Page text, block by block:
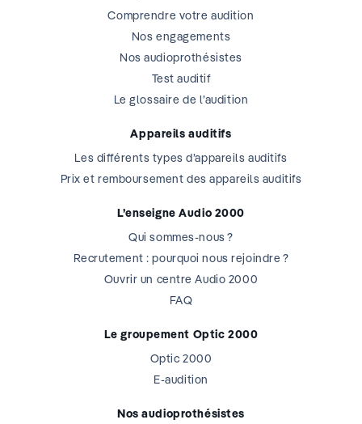
Comprendre votre audition
Nos engagements
Nos audioprothésistes
Test auditif
Le glossaire de l’audition
Appareils auditifs
Les différents types d’appareils auditifs
Prix et remboursement des appareils auditifs
L’enseigne Audio 2000
Qui sommes-nous ?
Recrutement : pourquoi nous rejoindre ?
Ouvrir un centre Audio 2000
FAQ
Le groupement Optic 2000
Optic 2000
E-audition
Nos audioprothésistes